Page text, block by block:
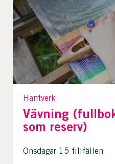
Hantverk
Vävning
som reserv)
Onsdagar 15 tillfällen